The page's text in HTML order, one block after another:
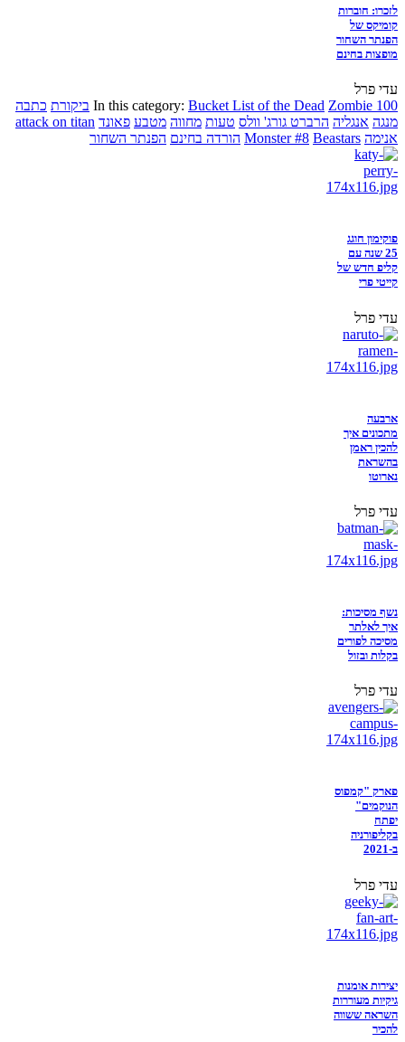
לזכרו: חוברות
קומיקס של
הפנתר השחור
מופצות בחינם
עדי פרל
In this category: Bucket List of the Dead Zombie 100 ביקורת כתבה
מנגה אנגליה הרברט גורג' וולס טעות מחווה מטבע פאונד attack on titan
אנימה
Monster #8 Beastars הורדה בחינם הפנתר השחור
פוקימון חוגג
25 שנה עם
קליפ חדש של
קייטי פרי
עדי פרל
ארבעה
מתכונים איך
להכין ראמן
בהשראת
נארוטו
עדי פרל
נשף מסיכות:
איך לאלתר
מסיכה לפורים
בקלות ובזול
עדי פרל
פארק "קמפוס
הנוקמים"
יפתח
בקליפורניה
ב-2021
עדי פרל
יצירות אומנות
גיקיות מעוררות
השראה ששווה
להכיר